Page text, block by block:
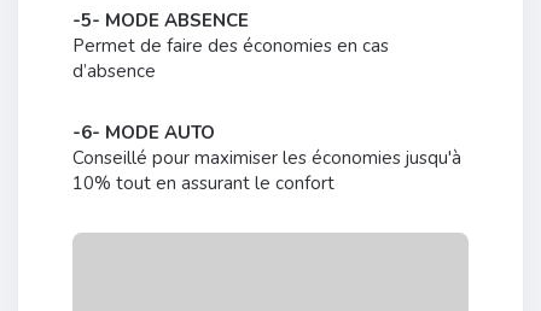
-5- MODE ABSENCE
Permet de faire des économies en cas
d’absence
-6- MODE AUTO
Conseillé pour maximiser les économies jusqu'à
10% tout en assurant le confort